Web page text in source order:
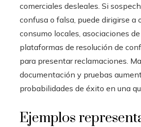
comerciales desleales. Si
confusa o falsa, puede dirigirse a
consumo locales, asociaciones
plataformas de resolución de
para presentar reclamaciones.
documentación y pruebas
probabilidades de éxito en una
Ejemplos